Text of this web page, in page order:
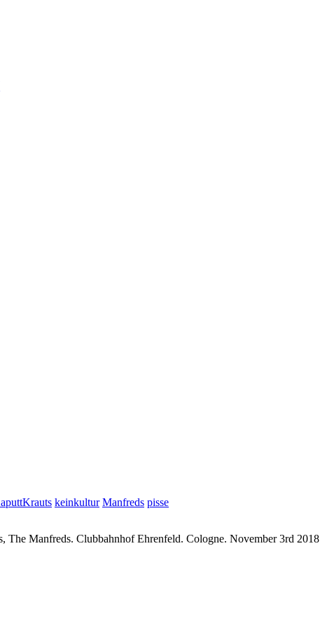
keinkultur Manfreds pisse
Manfreds. Clubbahnhof Ehrenfeld. Cologne. November 3rd 2018